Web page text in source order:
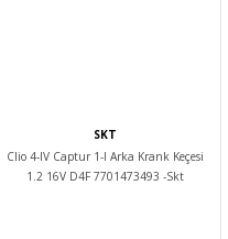
SKT
Clio 4-IV Captur 1-I Arka Krank Keçesi
1.2 16V D4F 7701473493 -Skt